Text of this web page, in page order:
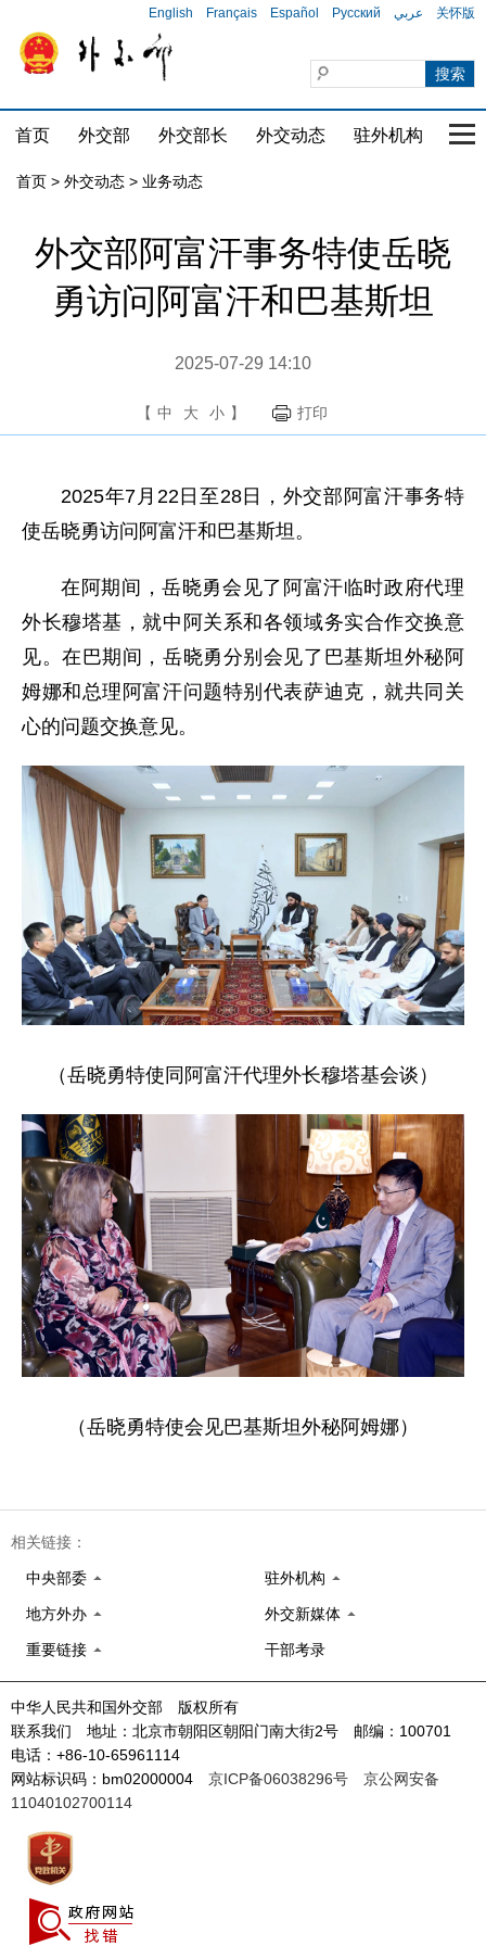
English Français Español Русский عربي 关怀版
首页 外交部 外交部长 外交动态 驻外机构 国
首页 > 外交动态 > 业务动态
外交部阿富汗事务特使岳晓
勇访问阿富汗和巴基斯坦
2025-07-29 14:10
【 中 大 小 】 打印
2025年7月22日至28日，外交部阿富汗事务特
使岳晓勇访问阿富汗和巴基斯坦。
在阿期间，岳晓勇会见了阿富汗临时政府代理
外长穆塔基，就中阿关系和各领域务实合作交换意
见。在巴期间，岳晓勇分别会见了巴基斯坦外秘阿
姆娜和总理阿富汗问题特别代表萨迪克，就共同关
心的问题交换意见。
（岳晓勇特使同阿富汗代理外长穆塔基会谈）
（岳晓勇特使会见巴基斯坦外秘阿姆娜）
相关链接：
中央部委 驻外机构
地方外办 外交新媒体
重要链接 干部考录
中华人民共和国外交部 版权所有
联系我们 地址：北京市朝阳区朝阳门南大街2号 邮编：100701
电话：+86-10-65961114
网站标识码：bm02000004 京ICP备06038296号
京公网安备
11040102700114